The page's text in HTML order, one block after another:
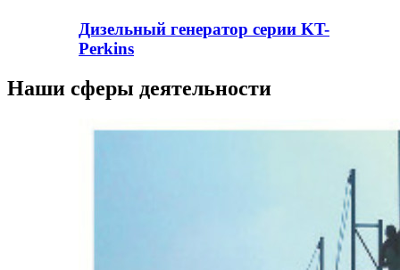
Дизельный генератор серии KT-
Perkins
Наши сферы деятельности